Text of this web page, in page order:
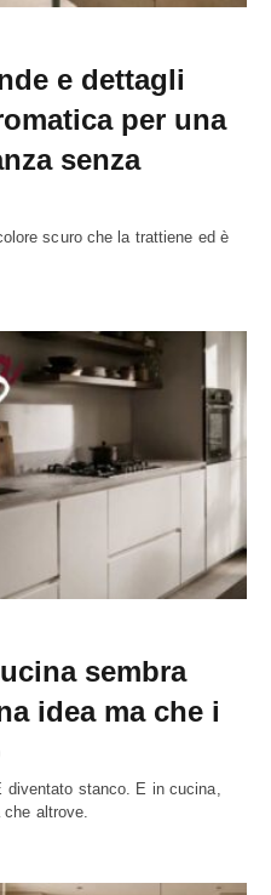
e dettagli
per una
senza
scuro che la trattiene ed è
sembra
idea ma che i
diventato stanco. E in cucina,
altrove.